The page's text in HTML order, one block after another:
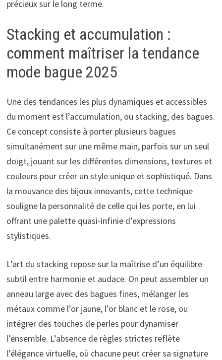
précieux sur le long terme.
Stacking et accumulation :
comment maîtriser la tendance
mode bague 2025
Une des tendances les plus dynamiques et accessibles
du moment est l’accumulation, ou stacking, des bagues.
Ce concept consiste à porter plusieurs bagues
simultanément sur une même main, parfois sur un seul
doigt, jouant sur les différentes dimensions, textures et
couleurs pour créer un style unique et sophistiqué. Dans
la mouvance des bijoux innovants, cette technique
souligne la personnalité de celle qui les porte, en lui
offrant une palette quasi-infinie d’expressions
stylistiques.
L’art du stacking repose sur la maîtrise d’un équilibre
subtil entre harmonie et audace. On peut assembler un
anneau large avec des bagues fines, mélanger les
métaux comme l’or jaune, l’or blanc et le rose, ou
intégrer des touches de perles pour dynamiser
l’ensemble. L’absence de règles strictes reflète
l’élégance virtuelle, où chacune peut créer sa signature